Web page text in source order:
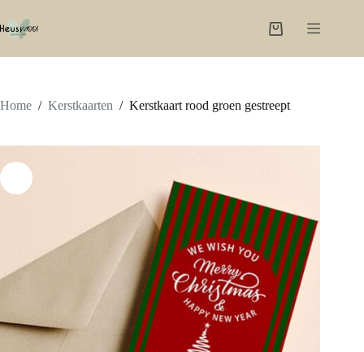
de
Winkelwagen
Home / Kerstkaarten / Kerstkaart rood groen gestreept